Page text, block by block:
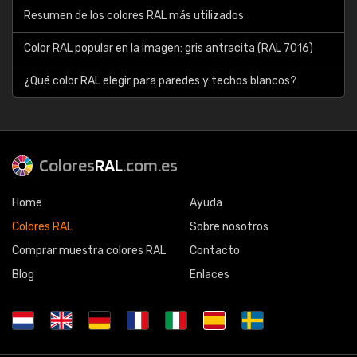
Resumen de los colores RAL más utilizados
Color RAL popular en la imagen: gris antracita (RAL 7016)
¿Qué color RAL elegir para paredes y techos blancos?
ColoresRAL.com.es
Home
Colores RAL
Comprar muestra colores RAL
Blog
Ayuda
Sobre nosotros
Contacto
Enlaces